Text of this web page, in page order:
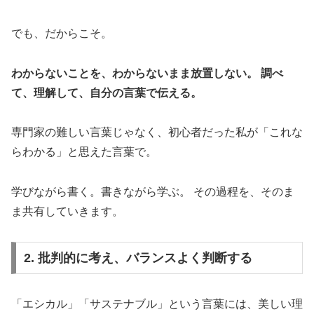
でも、だからこそ。
わからないことを、わからないまま放置しない。
調べ
て、理解して、自分の言葉で伝える。
専門家の難しい言葉じゃなく、初心者だった私が「これな
らわかる」と思えた言葉で。
学びながら書く。書きながら学ぶ。 その過程を、そのま
ま共有していきます。
2. 批判的に考え、バランスよく判断する
「エシカル」「サステナブル」という言葉には、美しい理